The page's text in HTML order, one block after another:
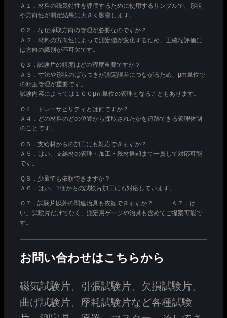
Ａ１．材料の磁気特性を評価するために使用するサンプルで、形状
や方向性が測定結果に大きく影響します。
Ｑ２．なぜ採取方向の管理が必要なのですか？
Ａ２．材料の方向性によって測定値が変化するため、正確な評価に
は方向の識別が不可欠です。
Ｑ３．試験片の精度はどの程度重要ですか？
Ａ３．寸法や形状のばらつきが測定誤差につながるため、μm単位で
の精度管理が重要です。
試験内容によっては１００μｍ単位の管理となることもあります。
Ｑ４．トレーサビリティとは何ですか？
Ａ４．どの材料のどの位置から採取されたかを追跡できる管理体制
のことです。
Ｑ５．支給材からの加工にも対応できますか？
Ａ５．はい。支給材の管理・加工・残材返却まで一貫して対応可能
です。
Ｑ６．少量でも依頼できますか？
Ａ６．はい。1個からの試験片加工にも対応しています。
Ｑ７．試験片以外の関連治具も依頼できますか？ Ａ７．は
い。試験片だけでなく、測定用ゲージや治具も含めてご提案可能で
す。
お問い合わせはこちらから
磁気試験片、引張試験片、欠損試験片、
曲げ試験片、摩耗試験片など各種試験